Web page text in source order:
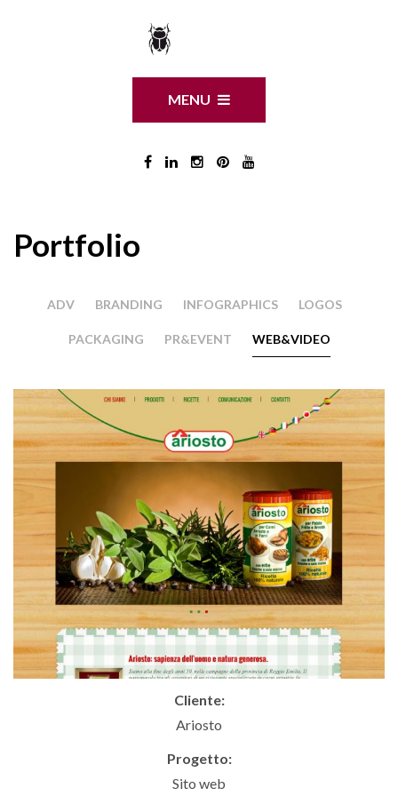
MENU
Portfolio
ADV BRANDING INFOGRAPHICS LOGOS
PACKAGING PR&EVENT WEB&VIDEO
Cliente:
Ariosto
Progetto:
Sito web